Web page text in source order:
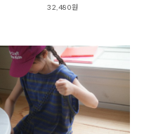
32,480원